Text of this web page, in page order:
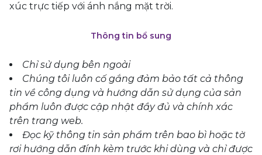
xúc trực tiếp với ánh nắng mặt trời.
Thông tin bổ sung
Chỉ sử dụng bên ngoài
Chúng tôi luôn cố gắng đảm bảo tất cả thông
tin về công dụng và hướng dẫn sử dụng của sản
phẩm luôn được cập nhật đầy đủ và chính xác
trên trang web.
Đọc kỹ thông tin sản phẩm trên bao bì hoặc tờ
rơi hướng dẫn đính kèm trước khi dùng và chỉ được